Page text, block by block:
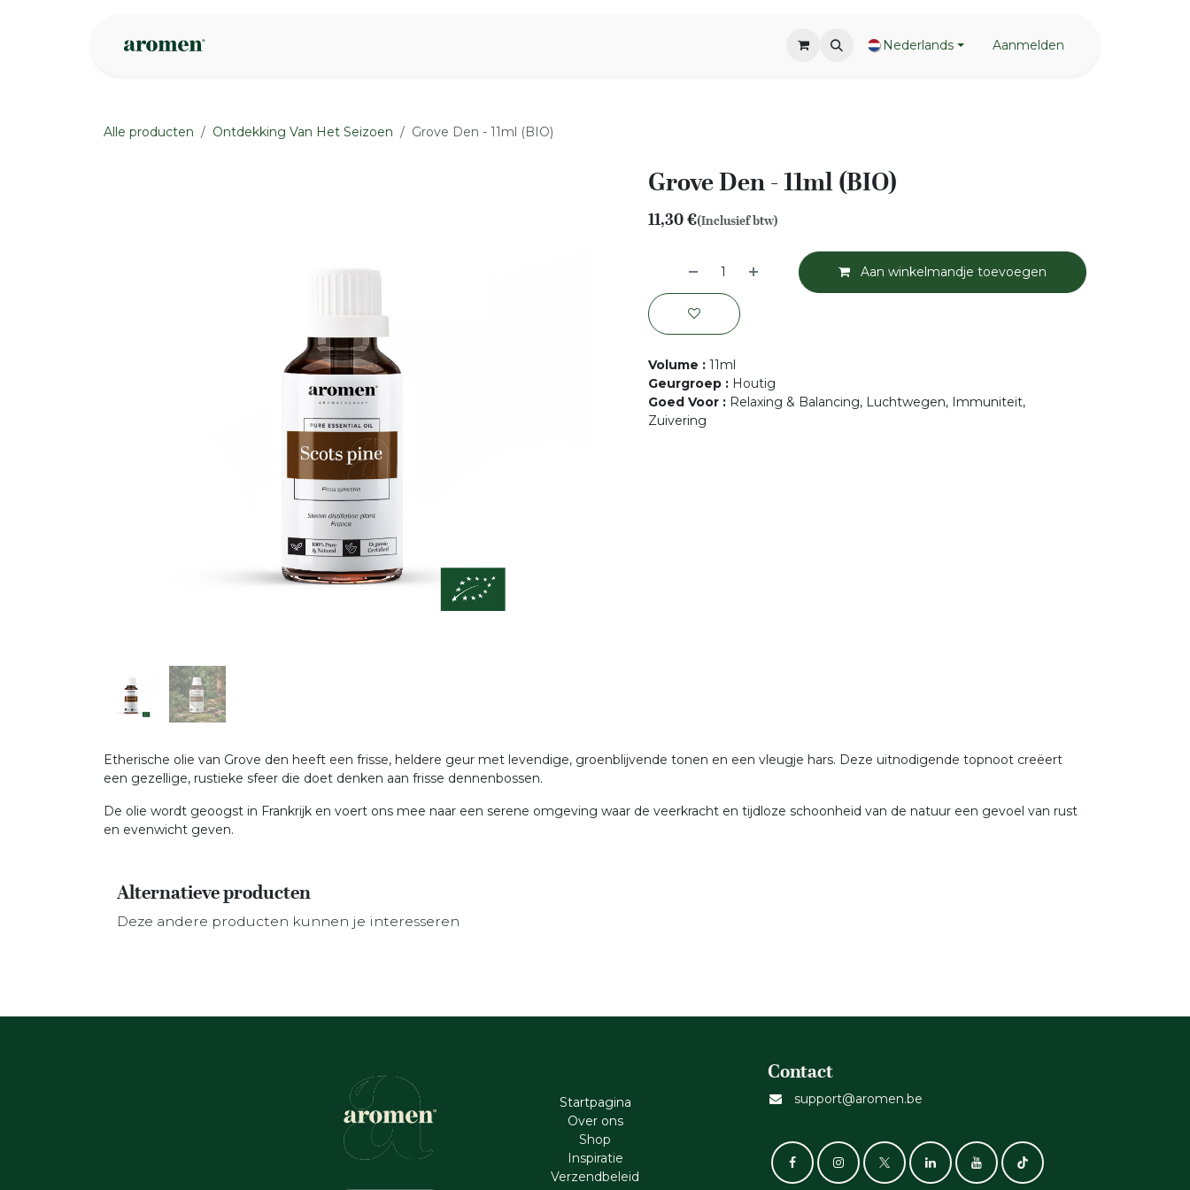
Nederlands Aanmelden
Alle producten Ontdekking Van Het Seizoen Grove Den - 11ml (BIO)
Grove Den - 11ml (BIO)
11,30€(Inclusief btw)
Aan winkelmandje toevoegen
Volume : 11ml
Geurgroep : Houtig
Goed Voor : Relaxing & Balancing, Luchtwegen, Immuniteit,
Zuivering
Etherische olie van Grove den heeft een frisse, heldere geur met levendige, groenblijvende tonen en een vleugje hars. Deze uitnodigende topnoot creëert
een gezellige, rustieke sfeer die doet denken aan frisse dennenbossen.
De olie wordt geoogst in Frankrijk en voert ons mee naar een serene omgeving waar de veerkracht en tijdloze schoonheid van de natuur een gevoel van rust
en evenwicht geven.
Alternatieve producten
Deze andere producten kunnen je interesseren
Startpagina
Ove​r​ ons
Shop
Inspiratie
Verzendbeleid
Contact
support@aromen.be